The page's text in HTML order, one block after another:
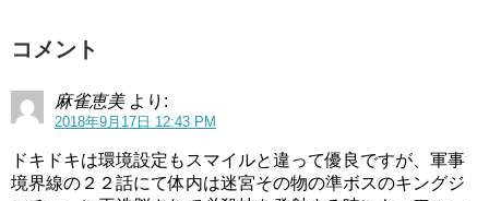
コメント
麻雀恵美 より:
2018年9月17日 12:43 PM
ドキドキは環境設定もスマイルと違って優良ですが、軍事
境界線の２２話にて体内は迷宮その物の準ボスのキングジ